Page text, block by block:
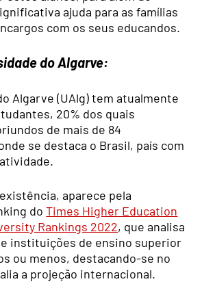
ajuda para as famílias
com os seus educandos.
do Algarve:
Algarve (UAlg) tem atualmente
20% dos quais
de mais de 84
se destaca o Brasil, país com
aparece pela
doTimes Higher Education
Rankings 2022, que analisa
instituições de ensino superior
ou menos, destacando-se no
a projeção internacional.